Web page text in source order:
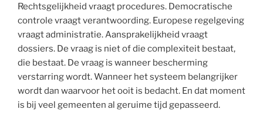
Rechtsgelijkheid vraagt procedures. Democratische
controle vraagt verantwoording. Europese regelgeving
vraagt administratie. Aansprakelijkheid vraagt
dossiers. De vraag is niet of die complexiteit bestaat,
die bestaat. De vraag is wanneer bescherming
verstarring wordt. Wanneer het systeem belangrijker
wordt dan waarvoor het ooit is bedacht. En dat moment
is bij veel gemeenten al geruime tijd gepasseerd.